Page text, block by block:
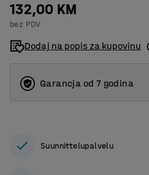
A4 portret
A4 vodoravno
132,00 KM
bez PDV
Dodaj na popis za kupovinu
Garancja od 7 godina
Suunnittelupalvelu